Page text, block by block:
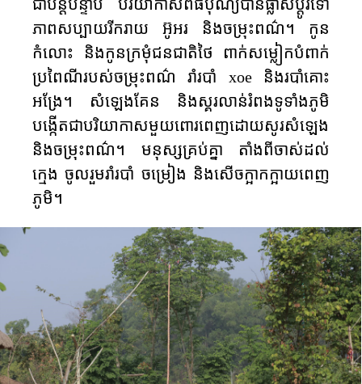
ជាបន្តបន្ទាប់ បរិយាកាស​ពិធីបុណ្យ​បាន​ផ្លាស់ប្តូរ​ទៅ​​
ភាពសប្បាយរីករាយ អ៊ូអរ និងចម្រុះពណ៌។ កូន
កំលោះ និង​កូនក្រមុំជនជាតិថៃ ពាក់​សម្លៀកបំពាក់
ប្រពៃណីរបស់ចម្រុះ​ពណ៌​ ​​​រាំ​​របាំ​ xoe និង​របាំគោះ
អង្រែ។ សំឡេងគែន និង​​ស្គរ​​លាន់រំពង​ទូទាំង​ភូមិ​
បង្កើតជាបរិយាកាស​មួយ​​ពោរពេញ​​ដោយ​​សូរសំឡេង​
និងចម្រុះ​ពណ៌​។ មនុស្សគ្រប់​​គ្នា ​​​តាំង​​​ពី​​​ចាស់​​ដល់​​
ក្មេង​ ​ចូល​រួម​​រាំ​​របាំ​ ចម្រៀង និងសើចក្អាកក្អាយ​ពេញ​​
ភូមិ​។